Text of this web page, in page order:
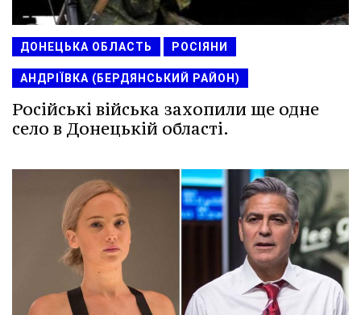
ДОНЕЦЬКА ОБЛАСТЬ РОСІЯНИ
АНДРІЇВКА (БЕРДЯНСЬКИЙ РАЙОН)
Російські війська захопили ще одне
село в Донецькій області.